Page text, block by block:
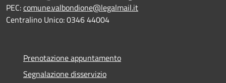
PEC:comune.valbondione@legalmail.it
Centralino Unico: 0346 44004
Prenotazione appuntamento
Segnalazione disservizio